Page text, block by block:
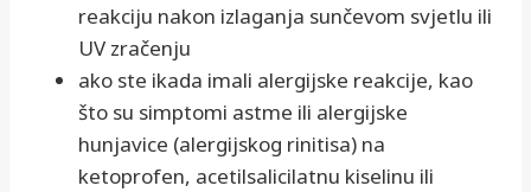
reakciju nakon izlaganja sunčevom svjetlu ili
UV zračenju
ako ste ikada imali alergijske reakcije, kao
što su simptomi astme ili alergijske
hunjavice (alergijskog rinitisa) na
ketoprofen, acetilsalicilatnu kiselinu ili